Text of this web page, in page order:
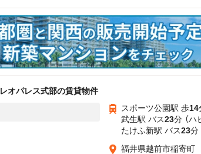
レオパレス式部の賃貸物件
スポーツ公園駅 歩14
武生駅 バス23分 （ハ
たけふ新駅 バス23分
福井県越前市稲寄町